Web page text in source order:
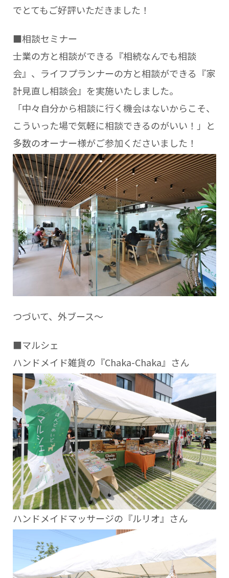
でとてもご好評いただきました！
■相談セミナー
士業の方と相談ができる『相続なんでも相談
会』、ライフプランナーの方と相談ができる『家
計見直し相談会』を実施いたしました。
「中々自分から相談に行く機会はないからこそ、
こういった場で気軽に相談できるのがいい！」と
多数のオーナー様がご参加くださいました！
つづいて、外ブース～
■マルシェ
ハンドメイド雑貨の『Chaka-Chaka』さん
ハンドメイドマッサージの『ルリオ』さん